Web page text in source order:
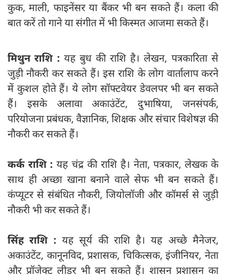
कुक, माली, फाइनेंसर या बैंकर भी बन सकते हैं। कला की
बात करें तो गाने या संगीत में भी किस्मत आजमा सकते हैं।
मिथुन राशि : यह बुध की राशि है। लेखन, पत्रकारिता से
जुड़ी नौकरी कर सकते हैं। इस राशि के लोग वार्तालाप करने
में कुशल होते हैं। ये लोग सॉफ्‍टवेयर डेवलपर भी बन सकते
हैं। इसके अलावा अकाउंटेंट, दुभाषिया, जनसंपर्क,
परियोजना प्रबंधक, वैज्ञानिक, शिक्षक और संचार विशेषज्ञ की
नौकरी कर सकते हैं।
कर्क राशि : यह चंद्र की राशि है। नेता, पत्रकार, लेखक के
साथ ही अच्छा खाना बनाने वाले सेफ भी बन सकते हैं।
कंप्यूटर से संबंधित नौकरी, जियोलॉजी और कॉमर्स से जुड़ी
नौकरी भी कर सकते हैं।
सिंह राशि : यह सूर्य की राशि है। यह अच्‍छे मैनेजर,
अकाउंटेंट, कानूनविद, प्रशासक, चिकित्सक, इंजीनियर, नेता
और प्रॉजेक्ट लीडर भी बन सकते हैं। शासन प्रशासन का